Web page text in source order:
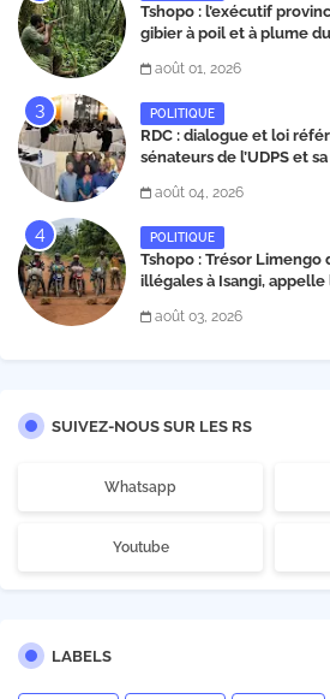
Tshopo : l’exécutif
gibier à poil et à plume
août 01, 2026
POLITIQUE
RDC : dialogue et loi
sénateurs de l’UDPS et
Matata
août 04, 2026
POLITIQUE
Tshopo : Trésor
illégales à Isangi,
août 03, 2026
SUIVEZ-NOUS SUR LES RS
Whatsapp
Youtube
LABELS